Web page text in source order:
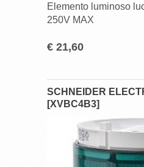
Elemento luminoso
250V MAX
€ 21,60
SCHNEIDER
[XVBC4B3]